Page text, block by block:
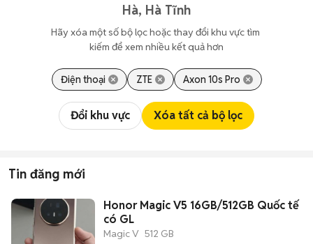
Hà, Hà Tĩnh
Hãy xóa một số bộ lọc hoặc thay đổi khu vực tìm
kiếm để xem nhiều kết quả hơn
Điện thoại ZTE Axon 10s Pro
Đổi khu vực Xóa tất cả bộ lọc
Tin đăng mới
Honor Magic V5 16GB/512GB Quốc tế
có GL
Magic V 512 GB